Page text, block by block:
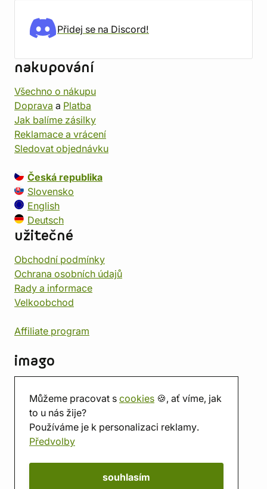
Můžeme pracovat s cookies 🍪, ať víme, jak
to u nás žije?
Používáme je k personalizaci reklamy.
Předvolby
souhlasím
Přidej se na Discord!
nakupování
Všechno o nákupu
Doprava a Platba
Jak balíme zásilky
Reklamace a vrácení
Sledovat objednávku
Česká republika
Slovensko
English
Deutsch
užitečné
Obchodní podmínky
Ochrana osobních údajů
Rady a informace
Velkoobchod
Affiliate program
imago
Prodejna
Herna
O nás
Hodnocení obchodu